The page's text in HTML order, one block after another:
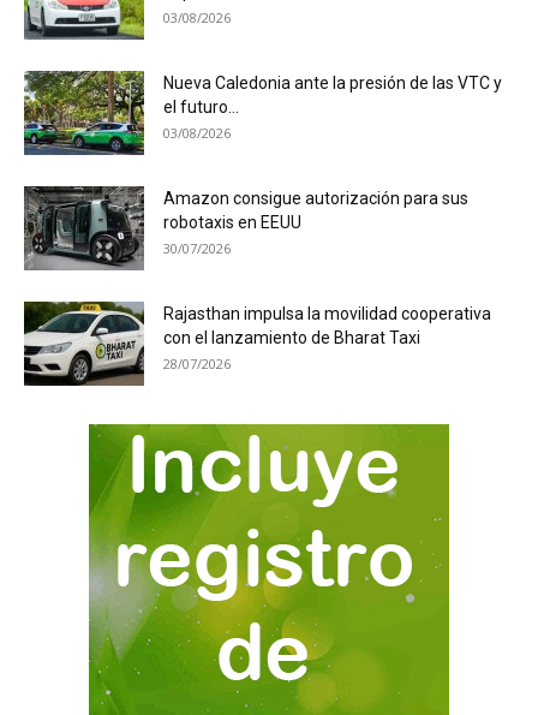
03/08/2026
Nueva Caledonia ante la presión de las VTC y
el futuro...
03/08/2026
Amazon consigue autorización para sus
robotaxis en EEUU
30/07/2026
Rajasthan impulsa la movilidad cooperativa
con el lanzamiento de Bharat Taxi
28/07/2026